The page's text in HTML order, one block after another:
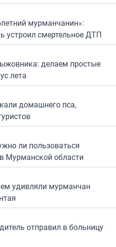
мурманчанин»:
устроил смертельное ДТП
делаем простые
лета
домашнего пса,
ли пользоваться
Мурманской области
удивляли мурманчан
отправил в больницу